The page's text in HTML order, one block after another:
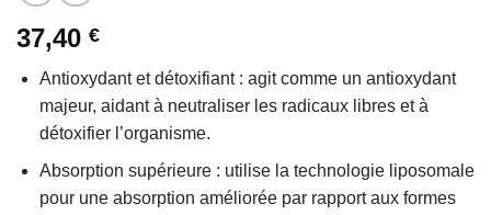
sur
5
37,40 €
Antioxydant et détoxifiant : agit comme un antioxydant
majeur, aidant à neutraliser les radicaux libres et à
détoxifier l’organisme.
Absorption supérieure : utilise la technologie liposomale
pour une absorption améliorée par rapport aux formes